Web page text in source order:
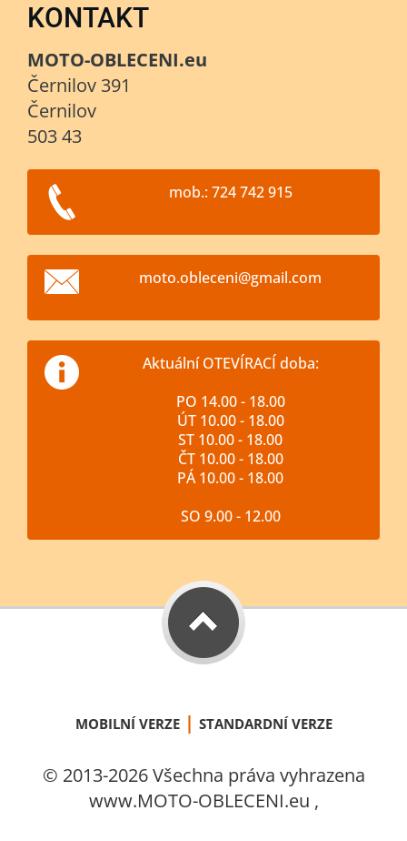
KONTAKT
MOTO-OBLECENI.eu
Černilov 391
Černilov
503 43
mob.: 724 742 915
moto.obleceni@gmail.com
Aktuální OTEVÍRACÍ doba:
PO 14.00 - 18.00
ÚT 10.00 - 18.00
ST 10.00 - 18.00
ČT 10.00 - 18.00
PÁ 10.00 - 18.00
SO 9.00 - 12.00
MOBILNÍ VERZE | STANDARDNÍ VERZE
© 2013-2026 Všechna práva vyhrazena
www.MOTO-OBLECENI.eu ,